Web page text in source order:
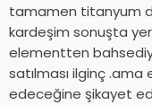
tamamen titanyum
kardeşim sonuşta
elementten
satılması ilginç
edeceğine şikayet